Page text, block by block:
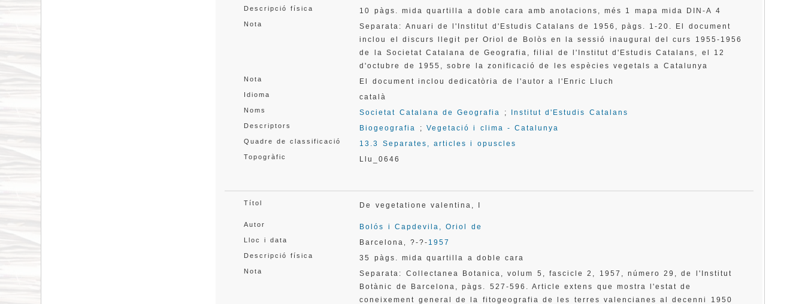
Descripció física 10 pàgs. mida quartilla a doble cara amb anotacions, més 1 mapa mida DIN-A 4
Nota
Separata: Anuari de l'Institut d'Estudis Catalans de 1956, pàgs. 1-20. El document
inclou el discurs llegit per Oriol de Bolòs en la sessió inaugural del curs 1955-1956
de la Societat Catalana de Geografia, filial de l'Institut d'Estudis Catalans, el 12
d'octubre de 1955, sobre la zonificació de les espècies vegetals a Catalunya
Nota El document inclou dedicatòria de l'autor a l'Enric Lluch
Idioma català
Noms Societat Catalana de Geografia ; Institut d'Estudis Catalans
Descriptors Biogeografia ;Vegetació i clima - Catalunya
Quadre de classificació 13.3 Separates, articles i opuscles
Topogràfic Llu_0646
Títol De vegetatione valentina, I
Autor Bolós i Capdevila, Oriol de
Lloc i data Barcelona ,?-?- 1957
Descripció física 35 pàgs. mida quartilla a doble cara
Nota
Separata: Collectanea Botanica, volum 5, fascicle 2, 1957, número 29, de l'Institut
Botànic de Barcelona, pàgs. 527-596. Article extens que mostra l'estat de
coneixement general de la fitogeografia de les terres valencianes al decenni 1950